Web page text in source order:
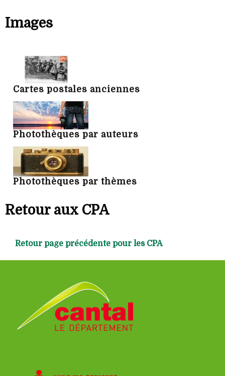
Images
Cartes postales anciennes
Photothèques par auteurs
Photothèques par thèmes
Retour aux CPA
Retour page précédente pour les CPA